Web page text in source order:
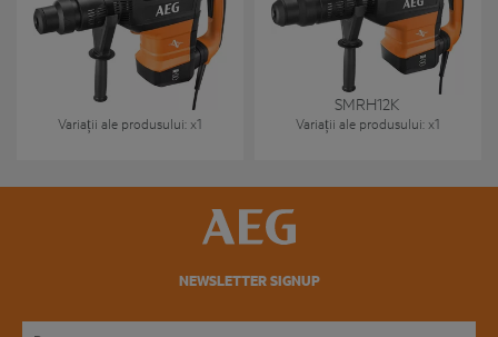
SMRH9K
Variații ale produsului: x1
SMRH12K
Variații ale produsului: x1
NEWSLETTER SIGNUP